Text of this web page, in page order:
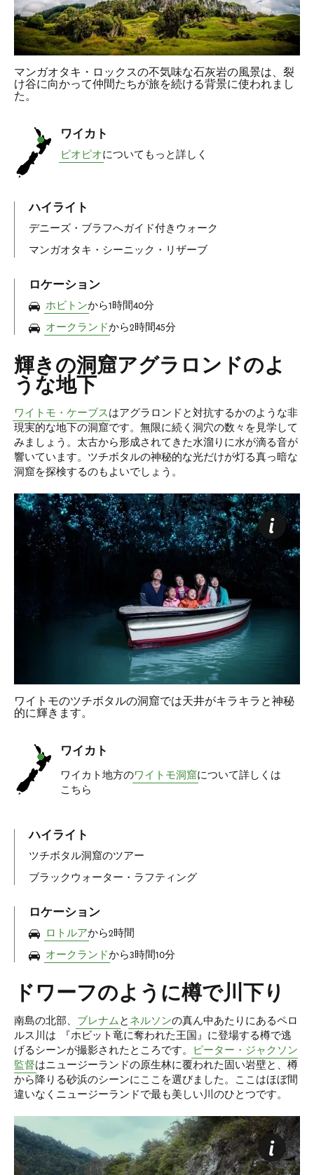
マンガオタキ・ロックスの不気味な石灰岩の風景は、裂
け谷に向かって仲間たちが旅を続ける背景に使われまし
た。
ワイカト
ピオピオについてもっと詳しく
ハイライト
デニーズ・ブラフへガイド付きウォーク
マンガオタキ・シーニック・リザーブ
ロケーション
ホビトンから1時間40分
オークランドから2時間45分
輝きの洞窟アグラロンドのよ
うな地下
ワイトモ・ケーブスはアグラロンドと対抗するかのような非
現実的な地下の洞窟です。無限に続く洞穴の数々を見学して
みましょう。太古から形成されてきた水溜りに水が滴る音が
響いています。ツチボタルの神秘的な光だけが灯る真っ暗な
洞窟を探検するのもよいでしょう。
ワイトモのツチボタルの洞窟では天井がキラキラと神秘
的に輝きます。
ワイカト
ワイカト地方のワイトモ洞窟について詳しくは
こちら
ハイライト
ツチボタル洞窟のツアー
ブラックウォーター・ラフティング
ロケーション
ロトルアから2時間
オークランドから3時間10分
ドワーフのように樽で川下り
南島の北部、 ブレナムと ネルソンの真ん中あたりにあるペロ
ルス川は 『ホビット竜に奪われた王国』に登場する樽で逃
げるシーンが撮影されたところです。
ピーター・ジャクソン
監督はニュージーランドの原生林に覆われた固い岩壁と、樽
から降りる砂浜のシーンにここを選びました。ここはほぼ間
違いなくニュージーランドで最も美しい川のひとつです。